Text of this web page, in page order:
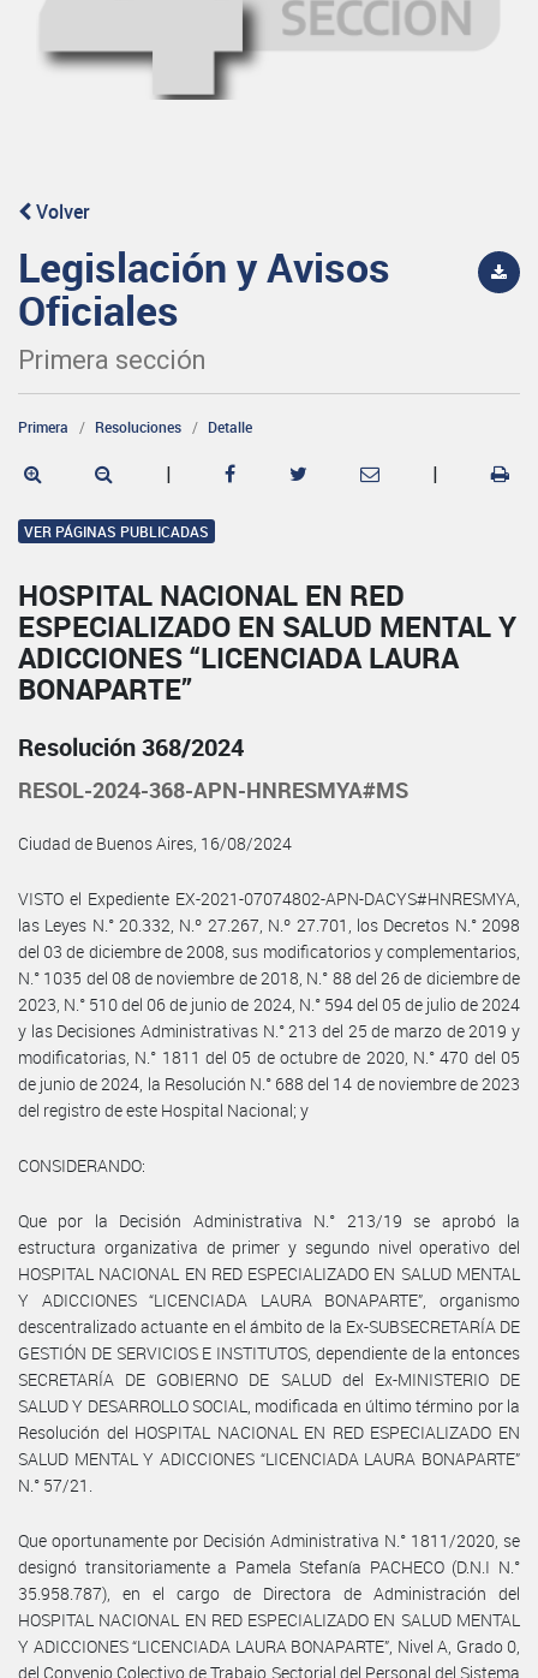
Volver
Legislación y Avisos
Oficiales
Primera sección
Primera Resoluciones Detalle
| |
VER PÁGINAS PUBLICADAS
HOSPITAL NACIONAL EN RED
ESPECIALIZADO EN SALUD MENTAL Y
ADICCIONES “LICENCIADA LAURA
BONAPARTE”
Resolución 368/2024
RESOL-2024-368-APN-HNRESMYA#MS
Ciudad de Buenos Aires, 16/08/2024
VISTO el Expediente EX-2021-07074802-APN-DACYS#HNRESMYA,
las Leyes N.° 20.332, N.º 27.267, N.º 27.701, los Decretos N.° 2098
del 03 de diciembre de 2008, sus modificatorios y complementarios,
N.° 1035 del 08 de noviembre de 2018, N.° 88 del 26 de diciembre de
2023, N.° 510 del 06 de junio de 2024, N.° 594 del 05 de julio de 2024
y las Decisiones Administrativas N.° 213 del 25 de marzo de 2019 y
modificatorias, N.° 1811 del 05 de octubre de 2020, N.° 470 del 05
de junio de 2024, la Resolución N.° 688 del 14 de noviembre de 2023
del registro de este Hospital Nacional; y
CONSIDERANDO:
Que por la Decisión Administrativa N.° 213/19 se aprobó la
estructura organizativa de primer y segundo nivel operativo del
HOSPITAL NACIONAL EN RED ESPECIALIZADO EN SALUD MENTAL
Y ADICCIONES “LICENCIADA LAURA BONAPARTE”, organismo
descentralizado actuante en el ámbito de la Ex-SUBSECRETARÍA DE
GESTIÓN DE SERVICIOS E INSTITUTOS, dependiente de la entonces
SECRETARÍA DE GOBIERNO DE SALUD del Ex-MINISTERIO DE
SALUD Y DESARROLLO SOCIAL, modificada en último término por la
Resolución del HOSPITAL NACIONAL EN RED ESPECIALIZADO EN
SALUD MENTAL Y ADICCIONES “LICENCIADA LAURA BONAPARTE”
N.° 57/21.
Que oportunamente por Decisión Administrativa N.° 1811/2020, se
designó transitoriamente a Pamela Stefanía PACHECO (D.N.I N.°
35.958.787), en el cargo de Directora de Administración del
HOSPITAL NACIONAL EN RED ESPECIALIZADO EN SALUD MENTAL
Y ADICCIONES “LICENCIADA LAURA BONAPARTE”, Nivel A, Grado 0,
del Convenio Colectivo de Trabajo Sectorial del Personal del Sistema